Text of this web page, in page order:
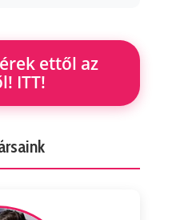
ettől az
ITT!